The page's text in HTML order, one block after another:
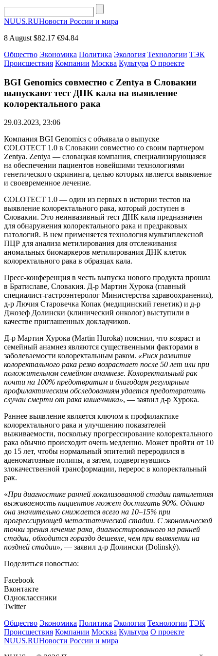
NUUS.RUНовости России и мира
8 August $82.17 €94.84
Общество Экономика Политика Экология Технологии ТЭК
Происшествия Компании Москва Культура О проекте
BGI Genomics совместно с Zentya в Словакии
выпускают тест ДНК кала на выявление
колоректального рака
29.03.2023, 23:06
Компания BGI Genomics с объявала о выпуске
COLOTECT 1.0 в Словакии совместно со своим партнером
Zentya. Zentya — словацкая компания, специализирующаяся
на обеспечении пациентов новейшими технологиями
генетического скрининга, целью которых является выявление
и своевременное лечение.
COLOTECT 1.0 — один из первых в истории тестов на
выявление колоректального рака, который доступен в
Словакии. Это неинвазивный тест ДНК кала предназначен
для обнаружения колоректального рака и предраковых
патологий. В нем применяется технология мультиплексной
ПЦР для анализа метилирования для отслеживания
аномальных биомаркеров метилирования ДНК клеток
колоректального рака в образцах кала.
Пресс-конференция в честь выпуска нового продукта прошла
в Братиславе, Словакия. Д-р Мартин Хурока (главный
специалист-гастроэнтеролог Министерства здравоохранения),
д-р Лючия Старовечка Копак (медицинский генетик) и д-р
Джозеф Долински (клинический онколог) выступили в
качестве приглашенных докладчиков.
Д-р Мартин Хурока (Martin Huroka) пояснил, что возраст и
семейный анамнез являются существенными факторами в
заболеваемости колоректальным раком. «Риск развития
колоректального рака резко возрастает после 50 лет или при
положительном семейном анамнезе. Колоректальный рак
почти на 100% предотвратим и благодаря регулярным
профилактическим обследованиям удается предотвратить
случаи смерти от рака кишечника», — заявил д-р Хурока.
Раннее выявление является ключом к профилактике
колоректального рака и улучшению показателей
выживаемости, поскольку прогрессирование колоректального
рака обычно происходит очень медленно. Может пройти от 10
до 15 лет, чтобы нормальный эпителий переродился в
аденоматозные полипы, а затем, подвергнувшись
злокачественной трансформации, перерос в колоректальный
рак.
«При диагностике ранней локализованной стадии пятилетняя
выживаемость пациентов может достигать 90%. Однако
она значительно снижается всего на 10–15% при
прогрессирующей метастатической стадии. С экономической
точки зрения лечение рака, диагностированного на ранней
стадии, обходится гораздо дешевле, чем при выявлении на
поздней стадии», — заявил д-р Долински (Dolinský).
Поделиться новостью:
Facebook
Вконтакте
Одноклассники
Twitter
Общество Экономика Политика Экология Технологии ТЭК
Происшествия Компании Москва Культура О проекте
NUUS.RUНовости России и мира